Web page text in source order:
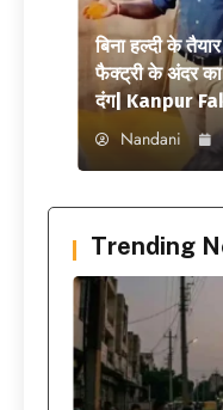
बिना हल्दी के
फैक्ट्री के अंदर का
दंग| Kanpur
Nandani
Trending